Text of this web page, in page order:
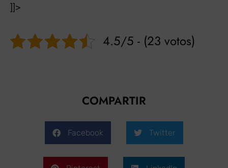
]]>
4.5/5 - (23 votos)
COMPARTIR
Facebook Twitter